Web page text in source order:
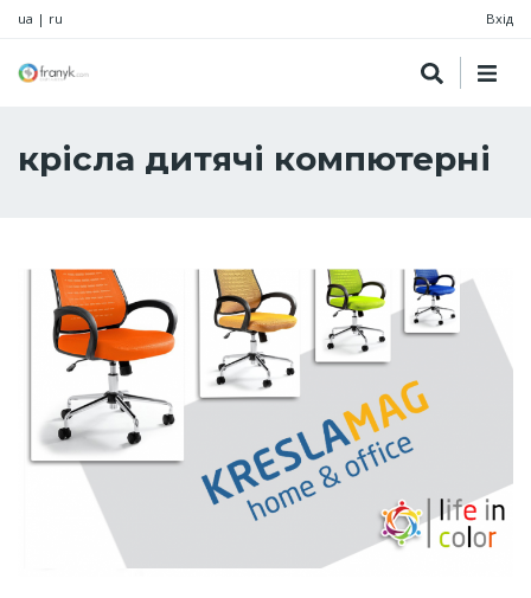
ua | ru Вхід
крісла дитячі компютерні